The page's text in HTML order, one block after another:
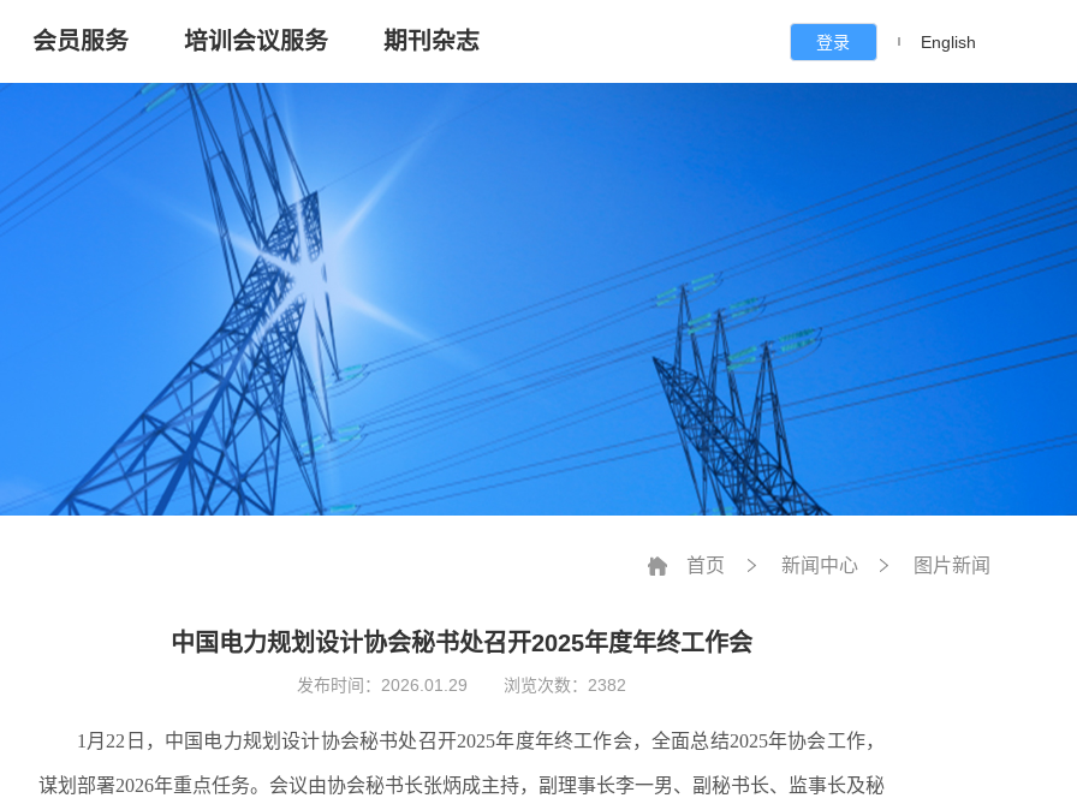
会员服务 培训会议服务 期刊杂志 登录 English
首页 新闻中心 图片新闻
中国电力规划设计协会秘书处召开2025年度年终工作会
发布时间： 2026.01.29 浏览次数：2382
1 月 22 日，中国电力规划设计协会秘书处召开2025年度年终工作会，全面总结2025年协会工作，
谋划部署2026年重点任务。会议由协会秘书长张炳成主持，副理事长李一男、 副秘书长、监事长及秘